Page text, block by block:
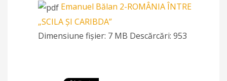
Emanuel Bălan 2-ROMÂNIA ÎNTRE
„SCILA ŞI CARIBDA”
Dimensiune fișier: 7 MB Descărcări: 953